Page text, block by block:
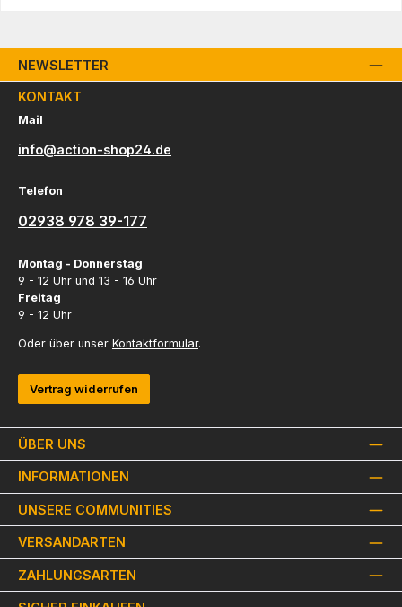
NEWSLETTER
ÜBER UNS
INFORMATIONEN
KONTAKT
Mail
info@action-shop24.de
Telefon
02938 978 39-177
Montag - Donnerstag
9 - 12 Uhr und 13 - 16 Uhr
Freitag
9 - 12 Uhr
Oder über unser Kontaktformular.
Vertrag widerrufen
UNSERE COMMUNITIES
VERSANDARTEN
ZAHLUNGSARTEN